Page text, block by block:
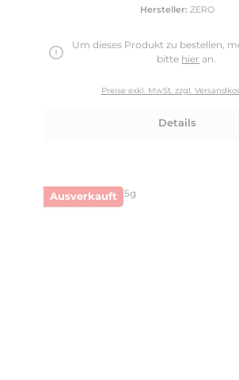
Hersteller: ZERO
Um dieses Produkt zu bestellen,
bitte hier an.
Preise exkl. MwSt. zzgl.
Details
Ausverkauft